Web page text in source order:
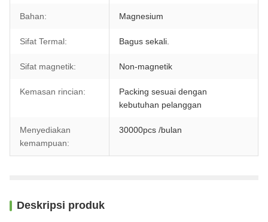
Bahan: Magnesium
Sifat Termal: Bagus sekali.
Sifat magnetik: Non-magnetik
Kemasan rincian:
Packing sesuai dengan
kebutuhan pelanggan
Menyediakan
kemampuan:
30000pcs /bulan
Deskripsi produk